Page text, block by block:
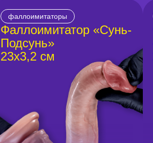
фаллоимитаторы
Фаллоимитатор «Сунь-
Подсунь»
23х3,2 см